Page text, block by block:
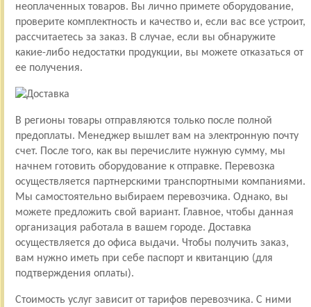
неоплаченных товаров. Вы лично примете оборудование,
проверите комплектность и качество и, если вас все устроит,
рассчитаетесь за заказ. В случае, если вы обнаружите
какие-либо недостатки продукции, вы можете отказаться от
ее получения.
В регионы товары отправляются только после полной
предоплаты. Менеджер вышлет вам на электронную почту
счет. После того, как вы перечислите нужную сумму, мы
начнем готовить оборудование к отправке. Перевозка
осуществляется партнерскими транспортными компаниями.
Мы самостоятельно выбираем перевозчика. Однако, вы
можете предложить свой вариант. Главное, чтобы данная
организация работала в вашем городе. Доставка
осуществляется до офиса выдачи. Чтобы получить заказ,
вам нужно иметь при себе паспорт и квитанцию (для
подтверждения оплаты).
Стоимость услуг зависит от тарифов перевозчика. С ними